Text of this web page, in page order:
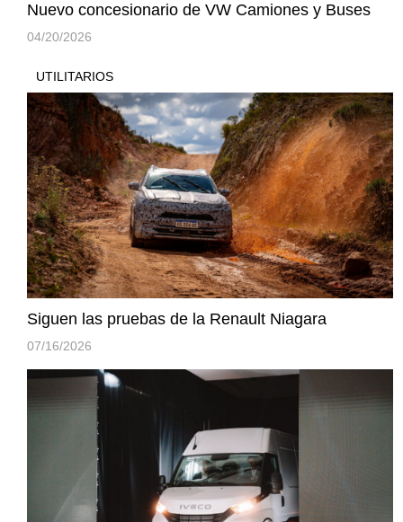
Nuevo concesionario de VW Camiones y Buses
04/20/2026
UTILITARIOS
Siguen las pruebas de la Renault Niagara
07/16/2026